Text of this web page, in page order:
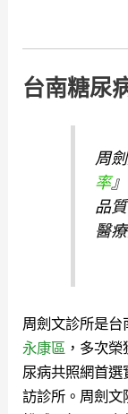
台南糖尿
周
率
品
醫
周劍文診所是
永康區 ，多次榮
尿病共照網首
訪診所。 周劍文